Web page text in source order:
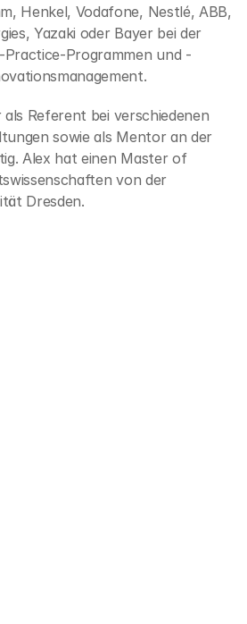
Henkel, Vodafone, Nestlé, ABB,
Yazaki oder Bayer bei der
Programmen und -
Referent bei verschiedenen
sowie als Mentor an der
Alex hat einen Master of
von der
Dresden.